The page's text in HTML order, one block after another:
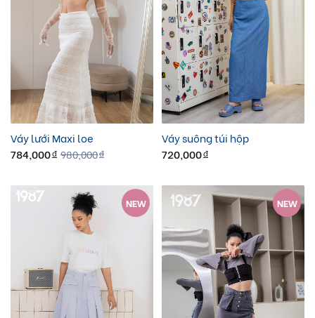
Váy lưới Maxi loe
784,000đ 980,000đ
Váy suông túi hộp
720,000đ
NEW NEW